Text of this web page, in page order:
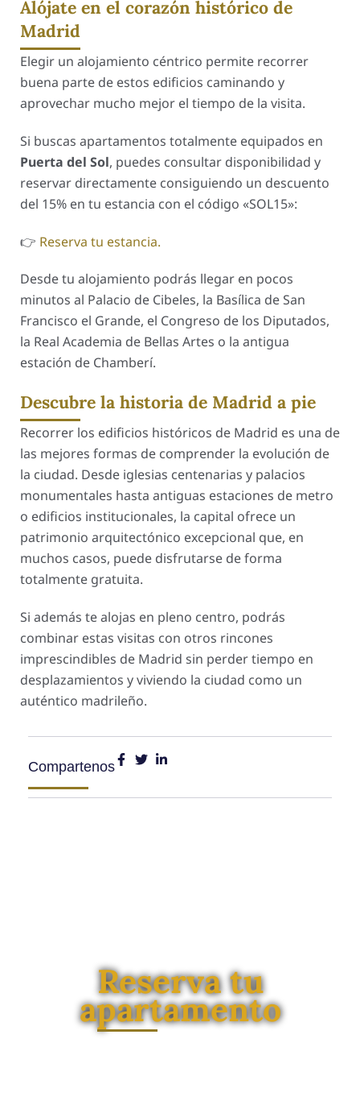
Alójate en el corazón histórico de
Madrid
Elegir un alojamiento céntrico permite recorrer
buena parte de estos edificios caminando y
aprovechar mucho mejor el tiempo de la visita.
Si buscas apartamentos totalmente equipados en
Puerta del Sol, puedes consultar disponibilidad y
reservar directamente consiguiendo un descuento
del 15% en tu estancia con el código «SOL15»:
👉 Reserva tu estancia.
Desde tu alojamiento podrás llegar en pocos
minutos al Palacio de Cibeles, la Basílica de San
Francisco el Grande, el Congreso de los Diputados,
la Real Academia de Bellas Artes o la antigua
estación de Chamberí.
Descubre la historia de Madrid a pie
Recorrer los edificios históricos de Madrid es una de
las mejores formas de comprender la evolución de
la ciudad. Desde iglesias centenarias y palacios
monumentales hasta antiguas estaciones de metro
o edificios institucionales, la capital ofrece un
patrimonio arquitectónico excepcional que, en
muchos casos, puede disfrutarse de forma
totalmente gratuita.
Si además te alojas en pleno centro, podrás
combinar estas visitas con otros rincones
imprescindibles de Madrid sin perder tiempo en
desplazamientos y viviendo la ciudad como un
auténtico madrileño.
Compartenos
Reserva tu
apartamento